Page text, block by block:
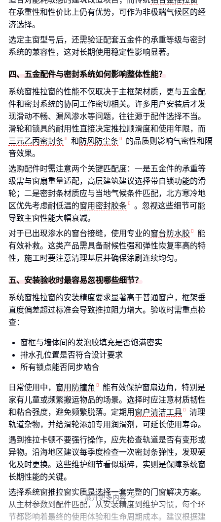
在承重性和性价比上仍有优势，可作为非极端气候区的经
济选择。
选定主窗型号后，还需验证配套五金件的承重等级与密封
系统的兼容性，这对长期使用稳定性影响显著。
四、五金配件与密封系统如何影响整体性能？
系统窗推拉窗的性能不仅取决于主框架材质，更与五金配
件和密封系统的协同工作密切相关。许多用户安装后才发
现滑动不畅、漏风渗水等问题，往往源于配件选择不当。
滑轮和锁具的耐用性直接决定推拉顺滑度和使用年限，而
三元乙丙密封条
和 防风防尘条
的品质则影响气密性和隔
音效果。
选购配件时需注意两个关键匹配度：一是五金件的承重等
级需与窗扇重量适配，高层建筑建议选择带自锁功能的滑
轮；二是密封条材质应与当地气候条件匹配，北方寒冷地
区优先考虑耐低温的窗用密封胶条
。忽视这些细节可能
导致主窗性能大幅衰减。
对于已出现渗水的窗台接缝，使用专业的窗台防水胶
能
有效补救。这类产品需具备耐候性强和弹性恢复率高的特
性，施工时要注意清理基层并确保涂刷连续均匀。
五、安装验收时最容易忽视哪些细节？
系统窗推拉窗的安装精度要求显著高于普通窗户，框架垂
直度偏差超过标准会导致推拉阻力增大。验收时需重点检
查：
窗框与墙体间的发泡胶填充是否饱满密实
排水孔位置是否符合设计要求
所有锁点能否同步啮合
日常使用中， 窗用防撞角
能有效保护窗扇边角，特别是
家有儿童或频繁搬运物品的场景。选择时应注意材质韧性
和粘合强度，避免频繁脱落。定期用 窗户清洁工具
清理
轨道杂物，并给滑轮添加专用润滑剂，可延长使用寿命。
遇到推拉卡顿不要强行操作，应先检查轨道是否有变形或
异物。沿海地区建议每季度检查一次密封条弹性，发现硬
化及时更换。这些维护细节看似琐碎，实则是保障系统窗
长期性能的关键。
选择系统窗推拉窗实质是选择一套完整的门窗解决方案。
从主材参数到配件匹配，从安装精度到维护习惯，每个环
节都影响着最终的使用体验和生命周期成本。建议根据建
展开更多内容 